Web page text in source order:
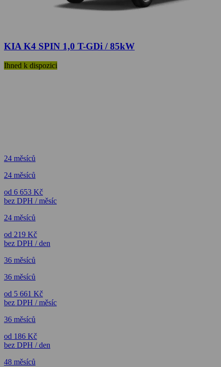
KIA K4 SPIN 1,0 T-GDi / 85kW
Ihned k dispozici
24 měsíců
24 měsíců
od 6 653 Kč
bez DPH / měsíc
24 měsíců
od 219 Kč
bez DPH / den
36 měsíců
36 měsíců
od 5 661 Kč
bez DPH / měsíc
36 měsíců
od 186 Kč
bez DPH / den
48 měsíců